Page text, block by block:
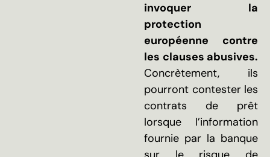
invoquer la
protection
européenne contre
les clauses abusives.
Concrètement, ils
pourront contester les
contrats de prêt
lorsque l’information
fournie par la banque